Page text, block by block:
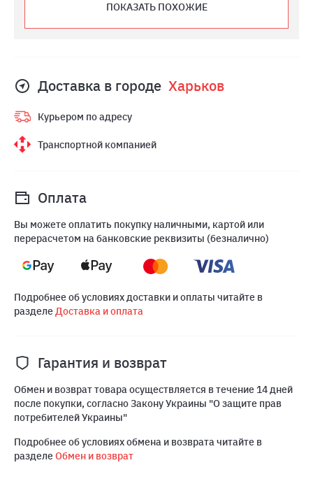
ПОКАЗАТЬ ПОХОЖИЕ
Доставка в городе Харьков
Курьером по адресу
Транспортной компанией
Оплата
Вы можете оплатить покупку наличными, картой или
перерасчетом на банковские реквизиты (безналично)
Подробнее об условиях доставки и оплаты читайте в
разделеДоставка и оплата
Гарантия и возврат
Обмен и возврат товара осуществляется в течение 14 дней
после покупки, согласно Закону Украины "О защите прав
потребителей Украины"
Подробнее об условиях обмена и возврата читайте в
разделеОбмен и возврат